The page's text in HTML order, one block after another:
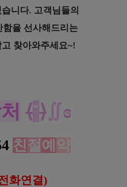
니다. 고객님들의
함을 선사해드리는
찾아와주세요~!
⟨ˇ⟩ ∬ɞ
친절 예 약
화연결)